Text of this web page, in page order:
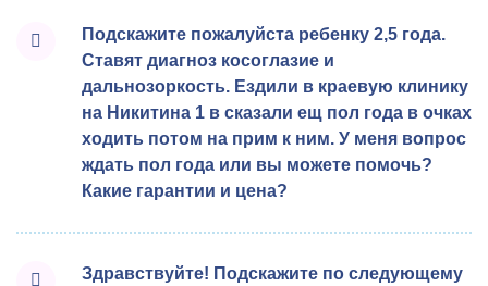
Подскажите пожалуйста ребенку 2,5 года.
Ставят диагноз косоглазие и
дальнозоркость. Ездили в краевую клинику
на Никитина 1 в сказали ещ пол года в очках
ходить потом на прим к ним. У меня вопрос
ждать пол года или вы можете помочь?
Какие гарантии и цена?
Здравствуйте! Подскажите по следующему